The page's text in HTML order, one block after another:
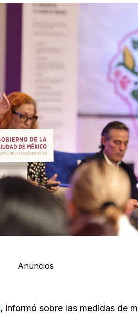
Anuncios
, informó sobre las medidas de